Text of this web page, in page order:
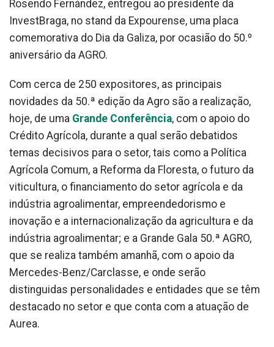
Rosendo Fernández, entregou ao presidente da
InvestBraga, no stand da Expourense, uma placa
comemorativa do Dia da Galiza, por ocasião do 50.º
aniversário da AGRO.
Com cerca de 250 expositores, as principais
novidades da 50.ª edição da Agro são a realização,
hoje, de uma Grande Conferência, com o apoio do
Crédito Agrícola, durante a qual serão debatidos
temas decisivos para o setor, tais como a Política
Agrícola Comum, a Reforma da Floresta, o futuro da
viticultura, o financiamento do setor agrícola e da
indústria agroalimentar, empreendedorismo e
inovação e a internacionalização da agricultura e da
indústria agroalimentar; e a Grande Gala 50.ª AGRO,
que se realiza também amanhã, com o apoio da
Mercedes-Benz/Carclasse, e onde serão
distinguidas personalidades e entidades que se têm
destacado no setor e que conta com a atuação de
Aurea.